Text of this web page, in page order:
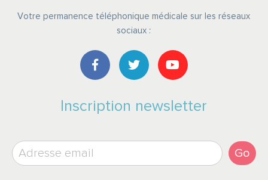
Votre permanence téléphonique médicale sur les réseaux
sociaux :
Inscription newsletter
Go